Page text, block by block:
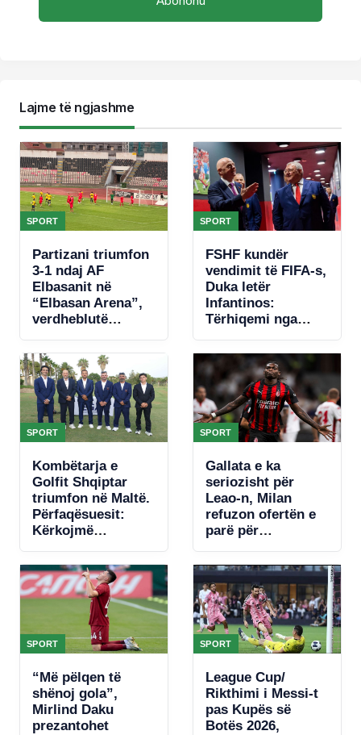
Lajme të ngjashme
SPORT
Partizani triumfon
3-1 ndaj AF
Elbasanit në
“Elbasan Arena”,
verdheblutë
paguajnë gabimet
në mbrojtje
SPORT
FSHF kundër
vendimit të FIFA-s,
Duka letër
Infantinos:
Tërhiqemi nga
SPORT
Kombëtarja e
Golfit Shqiptar
triumfon në Maltë.
Përfaqësuesit:
Kërkojmë
kemi fusha
SPORT
Gallata e ka
seriozisht për
Leao-n, Milan
refuzon ofertën e
parë për
SPORT
“Më pëlqen të
shënoj gola”,
Mirlind Daku
prezantohet
SPORT
League Cup/
Rikthimi i Messi-t
pas Kupës së
Botës 2026,